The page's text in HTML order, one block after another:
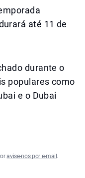
até 11 de
durante o
populares como
e o Dubai
avise-nos por e-mail .